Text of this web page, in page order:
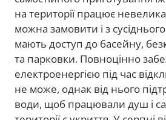
на території працює
можна замовити і з
мають доступ до басейну,
та парковки. Повноцінно
електроенергією під час
не може, однак від нього
води, щоб працювали душ і